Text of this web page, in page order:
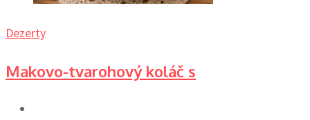
Dezerty
Makovo-tvarohový koláč s